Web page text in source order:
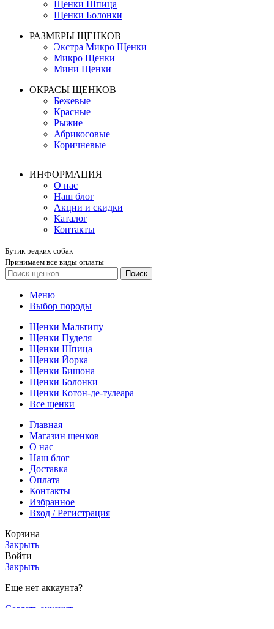
Щенки Шпица
Щенки Болонки
РАЗМЕРЫ ЩЕНКОВ
Экстра Микро Щенки
Микро Щенки
Мини Щенки
ОКРАСЫ ЩЕНКОВ
Бежевые
Красные
Рыжие
Абрикосовые
Коричневые
ИНФОРМАЦИЯ
О нас
Наш блог
Акции и скидки
Каталог
Контакты
Бутик редких собак
Принимаем все виды оплаты
Поиск
Меню
Выбор породы
Щенки Мальтипу
Щенки Пуделя
Щенки Шпица
Щенки Йорка
Щенки Бишона
Щенки Болонки
Щенки Котон-де-тулеара
Все щенки
Главная
Магазин щенков
О нас
Наш блог
Доставка
Оплата
Контакты
Избранное
Вход / Регистрация
Корзина
Закрыть
Войти
Закрыть
Еще нет аккаунта?
Создать аккаунт